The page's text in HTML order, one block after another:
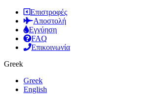
Επιστροφές
Αποστολή
Εγγύηση
FAQ
Επικοινωνία
Greek
Greek
English